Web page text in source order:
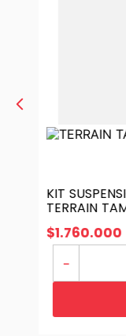
KIT
TERRAIN
$1.760.000
－